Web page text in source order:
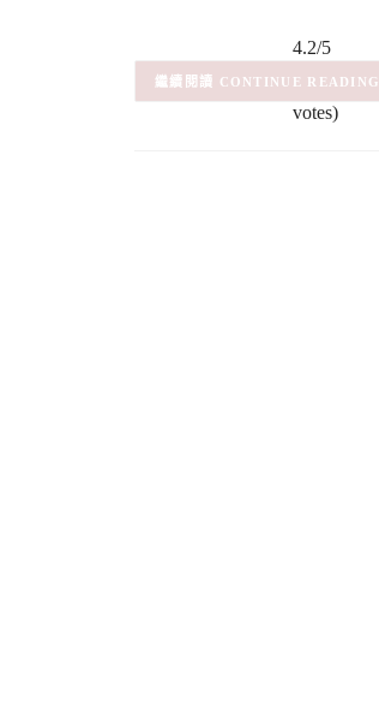
4.2/5
– (5
votes)
CONTINUE READING